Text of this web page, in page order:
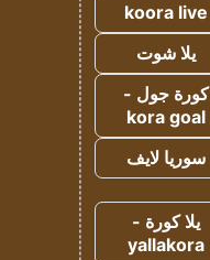
koora live
يلا شوت
كورة جول -
kora goal
سوريا لايف
يلا كورة -
yallakora